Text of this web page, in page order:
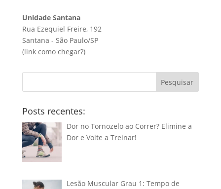
Unidade Santana
Rua Ezequiel Freire, 192
Santana - São Paulo/SP
(link como chegar?)
Pesquisar
Posts recentes:
Dor no Tornozelo ao Correr? Elimine a
Dor e Volte a Treinar!
Lesão Muscular Grau 1: Tempo de